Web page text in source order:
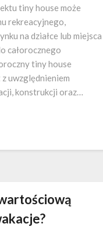
tiny house może
rekreacyjnego,
na działce lub miejsca
całorocznego
tiny house
uwzględnieniem
konstrukcji oraz…